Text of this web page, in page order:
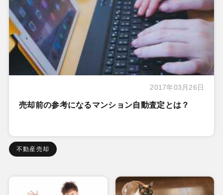
2017年03月26日
売却前の参考になるマンション自動査定とは？
不動産売却